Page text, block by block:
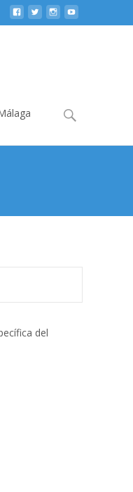
Buscar:
del